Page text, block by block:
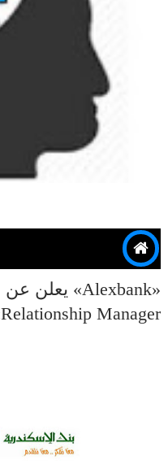
Relationship Manager»